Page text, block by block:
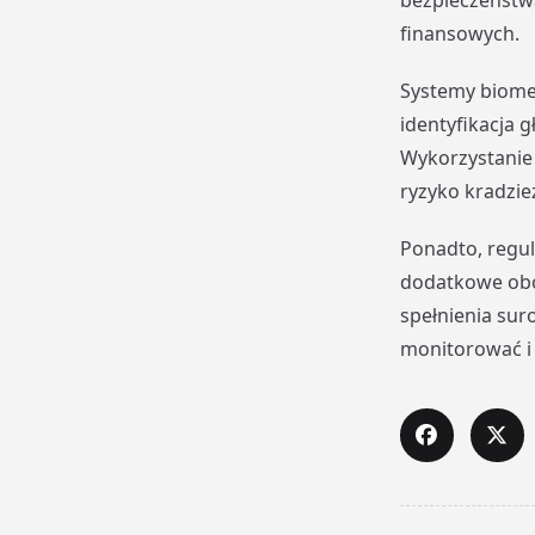
finansowych.
Systemy
identyfikacja
ryzyko
Ponadto,
dodatkowe
spełnienia
monitorować i